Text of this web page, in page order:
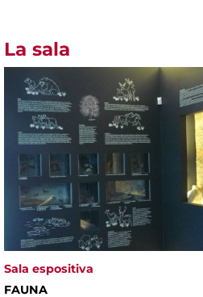
La sala
Sala espositiva
FAUNA